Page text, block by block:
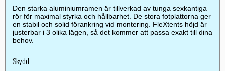
Den starka aluminiumramen är tillverkad av tunga sexkantiga
rör för maximal styrka och hållbarhet. De stora fotplattorna ger
en stabil och solid förankring vid montering. FleXtents höjd är
justerbar i 3 olika lägen, så det kommer att passa exakt till dina
behov.
Skydd